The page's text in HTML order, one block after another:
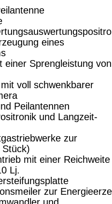
eines
einer Sprengleistung
voll schwenkbarer
Peilantennen
und Langzeit-
zur
mit einer
Lj.
zur